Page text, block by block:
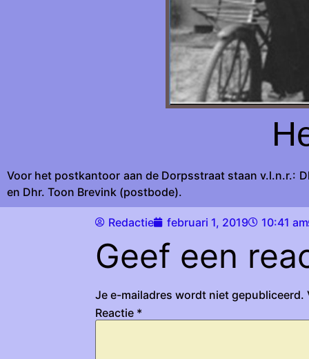
Voor het postkantoor aan de Dorpsstraat staan v.l.n.r.:
en Dhr. Toon Brevink (postbode).
Redactie februari 1, 2019 10:41 am
Geef een
Je e-mailadres wordt niet gepubliceerd.
Reactie *